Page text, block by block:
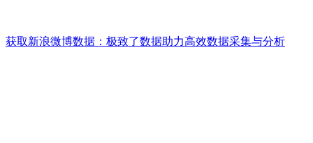
获取新浪微博数据：极致了数据助力高效数据采集与分析